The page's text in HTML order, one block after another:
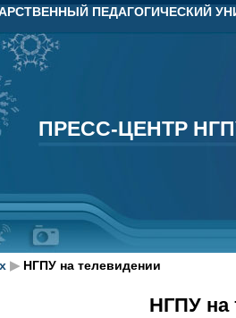
ПЕДАГОГИЧЕСКИЙ
ПРЕСС-ЦЕНТР
ПРЕСС-ЦЕНТР
▶НГПУ на телевидении
НГПУ на